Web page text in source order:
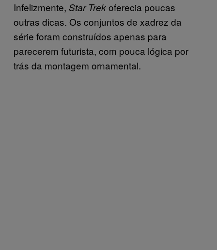
Infelizmente, Star Trekoferecia poucas
outras dicas. Os conjuntos de xadrez da
série foram construídos apenas para
parecerem futurista, com pouca lógica por
trás da montagem ornamental.